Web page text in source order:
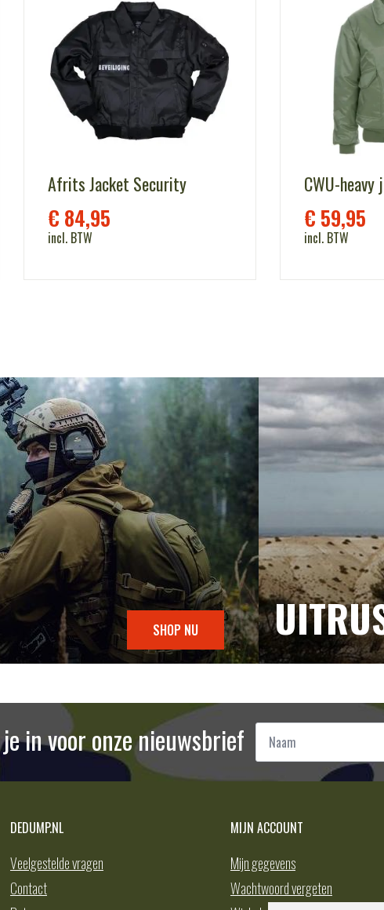
Afrits Jacket Security
€ 84,95
incl. BTW
CWU-
€ 59,95
incl. BTW
SHOP NU
in voor onze nieuwsbrief Naam
DEDUMP.NL
Veelgestelde vragen
Contact
MIJN ACCOUNT
Mijn gegevens
Wachtwoord vergeten